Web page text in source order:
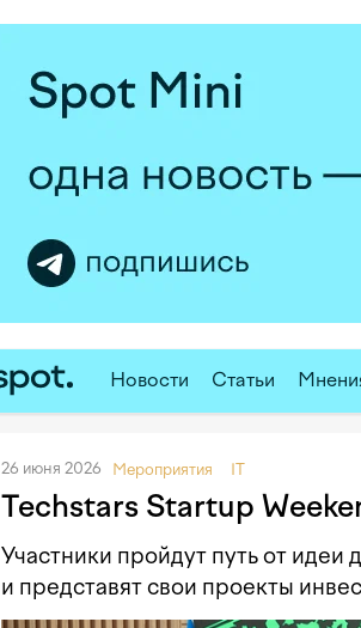
Новости Статьи
26 июня 2026 Мероприятия IT
Techstars Startup
Участники пройдут путь от идеи
и представят свои проекты